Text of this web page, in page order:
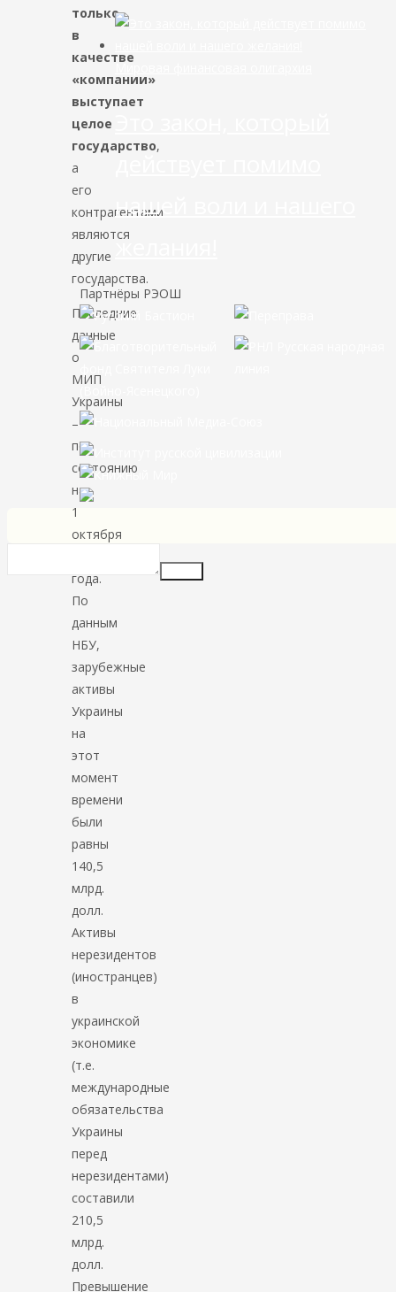
только
в
качестве
«компании»
выступает
целое
государство,
а
его
контрагентами
являются
другие
государства.
Последние
данные
о
МИП
Украины
–
по
состоянию
на
1
октября
года.
По
данным
НБУ,
зарубежные
активы
Украины
на
этот
момент
времени
были
равны
140,5
млрд.
долл.
Активы
нерезидентов
(иностранцев)
в
украинской
экономике
(т.е.
международные
обязательства
Украины
перед
нерезидентами)
составили
210,5
млрд.
долл.
Превышение
Мировая финансовая олигархия
действует помимо
нашей воли и нашего
желания!
Партнёры РЭОШ